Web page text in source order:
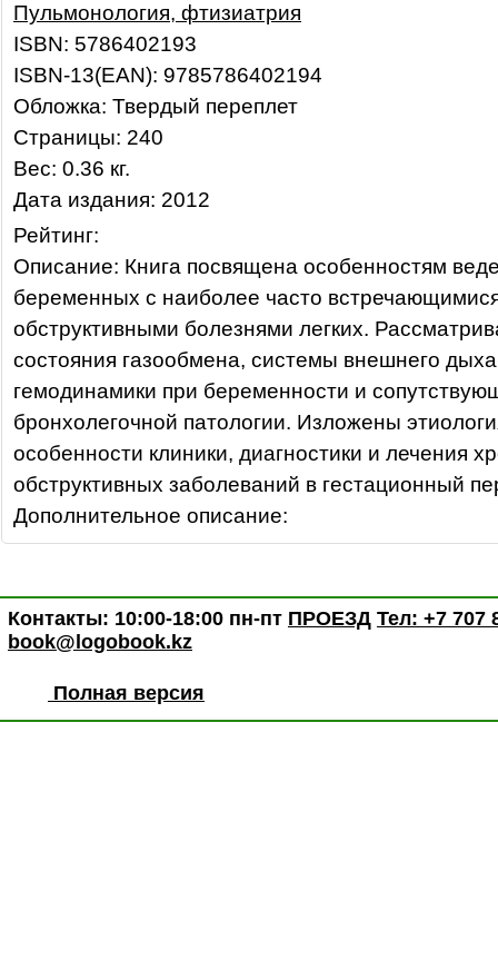
Пульмонология, фтизиатрия
ISBN: 5786402193
ISBN-13(EAN): 9785786402194
Обложка: Твердый переплет
Страницы: 240
Вес: 0.36 кг.
Дата издания: 2012
Рейтинг:
Описание: Книга посвящена особенностям
беременных с наиболее часто
обструктивными болезнями легких.
состояния газообмена, системы внешнего
гемодинамики при беременности и
бронхолегочной патологии. Изложены
особенности клиники, диагностики и лечения
обструктивных заболеваний в гестационный
Дополнительное описание:
Контакты: 10:00-18:00 пн-пт ПРОЕЗД Тел: +7 707
book@logobook.kz
Полная версия